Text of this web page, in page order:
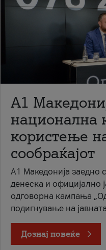
A1
национална
користење
сообраќајот
A1 Македонија заедно
денеска и официјално
одговорна кампања
подигнување на
Дознај повеќе